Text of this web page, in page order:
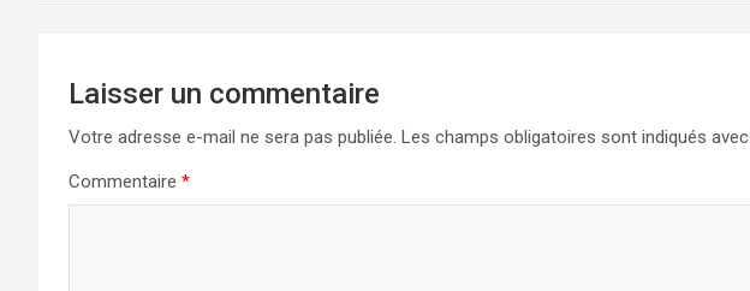
Laisser un commentaire
Votre adresse e-mail ne sera pas publiée. Les champs obligatoires sont indiqués avec
Commentaire *